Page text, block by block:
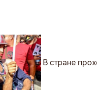
В стране